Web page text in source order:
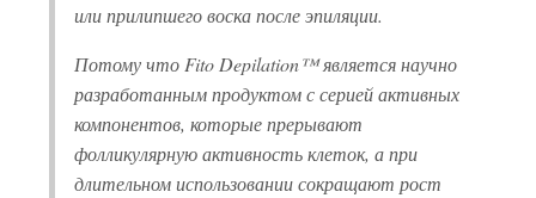
или прилипшего воска после эпиляции.
Потому что Fito Depilation™ является научно
разработанным продуктом с серией активных
компонентов, которые прерывают
фолликулярную активность клеток, а при
длительном использовании сокращают рост